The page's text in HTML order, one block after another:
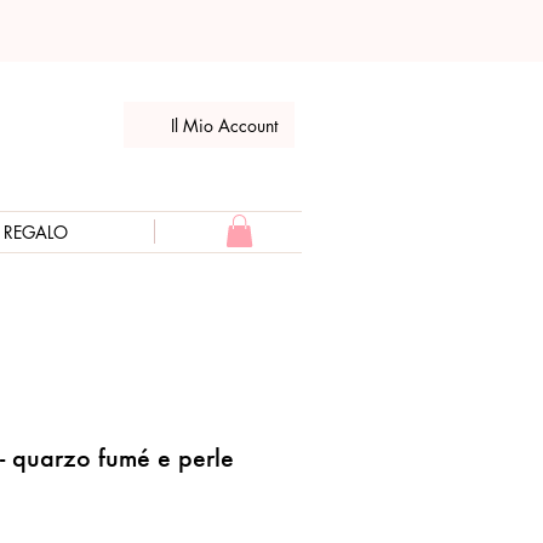
Il Mio Account
REGALO
quarzo fumé e perle